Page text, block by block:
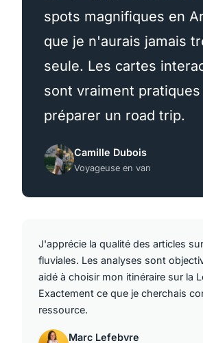
spots magnifiques en
que je n'aurais jamais
seule. Les cartes
sont vraiment
préparer un road trip.
Camille Dubois
Voyageuse en van
J'apprécie la qualité des articles
fluviales. Les analyses sont
aidé à choisir mon itinéraire sur la
Exactement ce que je cherchais
ressource.
Marc Lefebvre